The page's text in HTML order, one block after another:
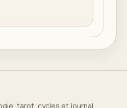
tarot, cycles et journal